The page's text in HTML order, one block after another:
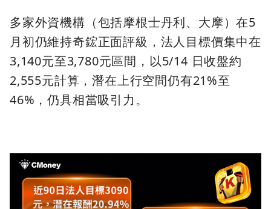
多家外資機構（包括摩根士丹利、大摩）在5
月初仍維持奇鋐正面評級，法人目標價集中在
3,140元至3,780元區間，以5/14 日收盤約
2,555元計算，潛在上行空間仍有21%至
46%，仍具相當吸引力。